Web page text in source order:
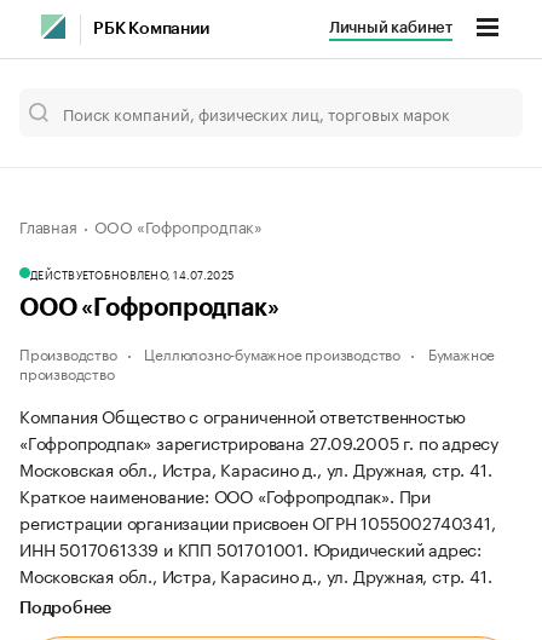
РБК Компании Личный кабинет
Главная ООО «Гофропродпак»
ДЕЙСТВУЕТОБНОВЛЕНО, 14.07.2025
ООО «Гофропродпак»
Производство Целлюлозно-бумажное производство
Бумажное
производство
Компания Общество с ограниченной ответственностью
«Гофропродпак» зарегистрирована 27.09.2005 г. по адресу
Московская обл., Истра, Карасино д., ул. Дружная, стр. 41.
Краткое наименование: ООО «Гофропродпак». При
регистрации организации присвоен ОГРН 1055002740341,
ИНН 5017061339 и КПП 501701001. Юридический адрес:
Московская обл., Истра, Карасино д., ул. Дружная, стр. 41.
Подробнее